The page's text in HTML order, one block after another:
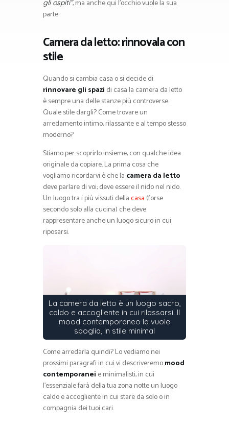
gli ospiti”, ma anche qui l’occhio vuole la sua
parte.
Camera da letto: rinnovala con
stile
Quando si cambia casa o si decide di
rinnovare gli spazi di casa la camera da letto
è sempre una delle stanze più controverse.
Quale stile dargli? Come trovare un
arredamento intimo, rilassante e al tempo stesso
moderno?
Stiamo per scoprirlo insieme, con qualche idea
originale da copiare. La prima cosa che
vogliamo ricordarvi è che la camera da letto
deve parlare di voi; deve essere il nido nel nido.
Un luogo tra i più vissuti dellacasa (forse
secondo solo alla cucina) che deve
rappresentare anche un luogo sicuro in cui
riposarsi.
La camera da letto è un luogo sacro,
caldo e accogliente in cui rilassarsi. Il
mood contemporaneo la vuole
spoglia, in stile minimal
Come arredarla quindi? Lo vediamo nei
prossimi paragrafi in cui vi descriveremomood
contemporanei e minimalisti, in cui
l’essenziale farà della tua zona notte un luogo
caldo e accogliente in cui stare da solo o in
compagnia dei tuoi cari.